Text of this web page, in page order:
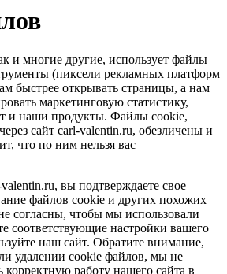
и многие другие, использует файлы
(пиксели рекламных платформ
быстрее открывать страницы, а нам
маркетинговую статистику,
и наши продукты. Файлы сookie,
сайт carl-valentin.ru, обезличены и
что по ним нельзя вас
вы подтверждаете свое
файлов cookie и других похожих
согласны, чтобы мы использовали
соответствующие настройки вашего
наш сайт. Обратите внимание,
удалении cookie файлов, мы не
корректную работу нашего сайта в